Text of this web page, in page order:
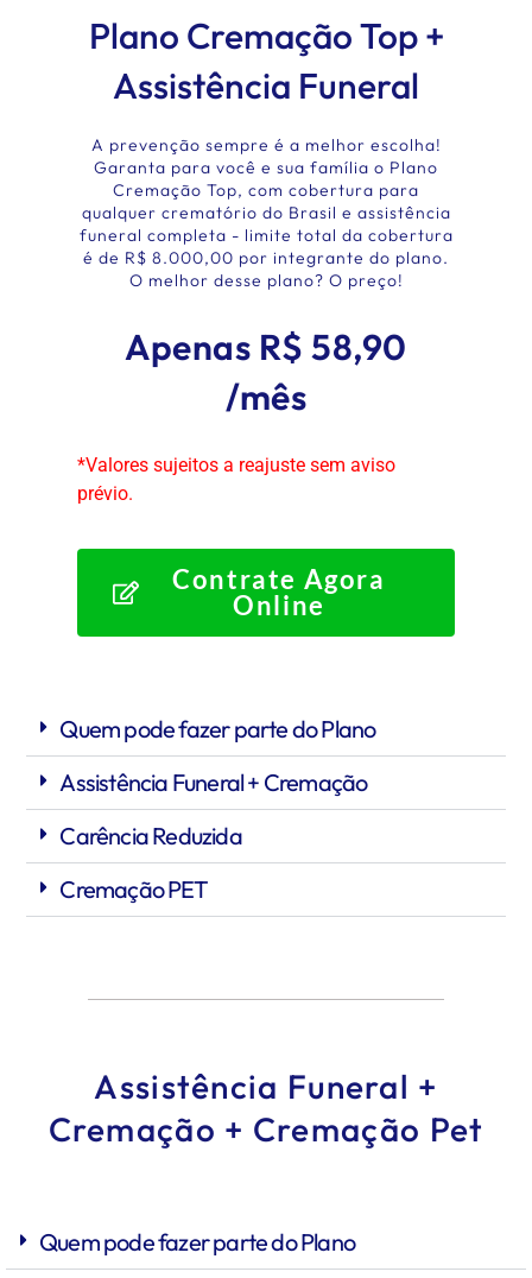
Plano Cremação Top +
Assistência Funeral
A prevenção sempre é a melhor escolha!
Garanta para você e sua família o Plano
Cremação Top, com cobertura para
qualquer crematório do Brasil e assistência
funeral completa - limite total da cobertura
é de R$ 8.000,00 por integrante do plano.
O melhor desse plano? O preço!
Apenas R$ 58,90
/mês
*Valores sujeitos a reajuste sem aviso
prévio.
Contrate Agora
Online
Quem pode fazer parte do Plano
Assistência Funeral + Cremação
Carência Reduzida
Cremação PET
Assistência Funeral +
Cremação + Cremação Pet
Quem pode fazer parte do Plano